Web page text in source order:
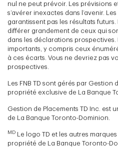
nul ne peut prévoir. Les prévisions
s’avérer inexactes dans l’avenir.
garantissent pas les résultats
différer grandement de ceux qui
dans les déclarations
importants, y compris ceux
à ces écarts. Vous ne devriez pas
prospectives.
Les FNB TD sont gérés par Gestion
propriété exclusive de La Banque
Gestion de Placements TD Inc. est
de La Banque Toronto-Dominion.
MD
Le logo TD et les autres
propriété de La Banque Toronto-